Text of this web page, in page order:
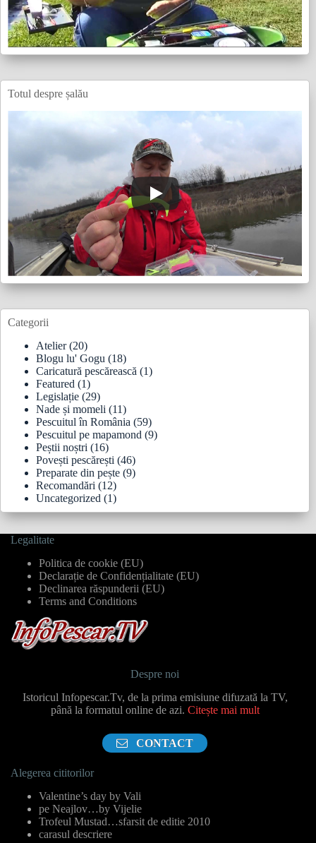
Totul despre șalău
Categorii
Atelier(20)
Blogu lu' Gogu (18)
Caricatură pescărească (1)
Featured (1)
Legislație (29)
Nade și momeli (11)
Pescuitul în România (59)
Pescuitul pe mapamond (9)
Peștii noștri (16)
Povești pescărești (46)
Preparate din pește (9)
Recomandări (12)
Uncategorized (1)
Legalitate
Politica de cookie (EU)
Declarație de Confidențialitate (EU)
Declinarea răspunderii (EU)
Terms and Conditions
Despre noi
Istoricul Infopescar.Tv, de la prima emisiune difuzată la TV,
până la formatul online de azi. Citește mai mult
CONTACT
Alegerea cititorilor
Valentine’s day by Vali
pe Neajlov…by Vijelie
Trofeul Mustad…sfarsit de editie 2010
carasul descriere